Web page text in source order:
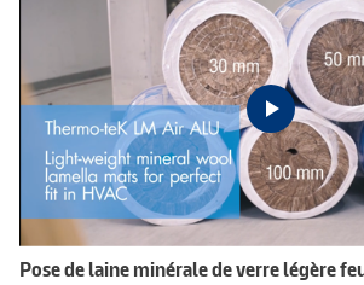
Pose de laine minérale de verre légère